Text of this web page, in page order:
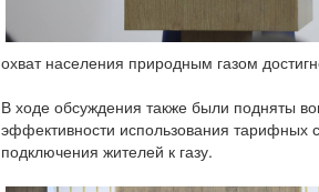
охват населения природным газом
В ходе обсуждения также были подняты
эффективности использования тарифных
подключения жителей к газу.